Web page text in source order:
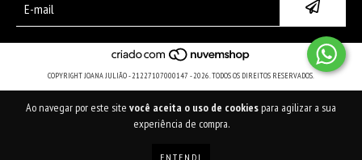
Ao navegar por este site você aceita o uso de cookiespara agilizar a sua
experiência de compra.
ENTENDI
COPYRIGHT JOANA JULIÃO - 21227107000147 - 2026. TODOS OS DIREITOS RESERVADOS.